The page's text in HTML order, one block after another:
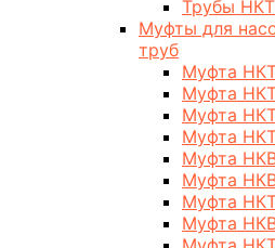
Трубы
Муфты для
труб
Муфта
Муфта
Муфта
Муфта
Муфта
Муфта
Муфта
Муфта